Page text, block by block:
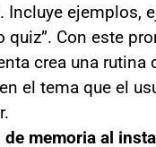
. Incluye ejemplos,
quiz”. Con este
crea una rutina
el tema que el
de memoria al